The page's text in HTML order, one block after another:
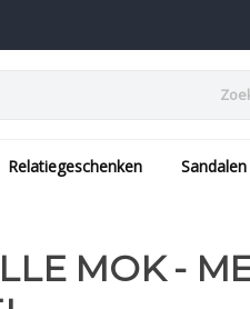
Relatiegeschenken Sandalen
MOK -